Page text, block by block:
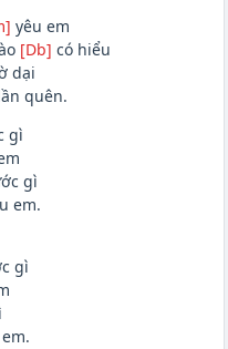
yêu em
[Db] có hiểu
dại
quên.
gì
gì
em.
gì